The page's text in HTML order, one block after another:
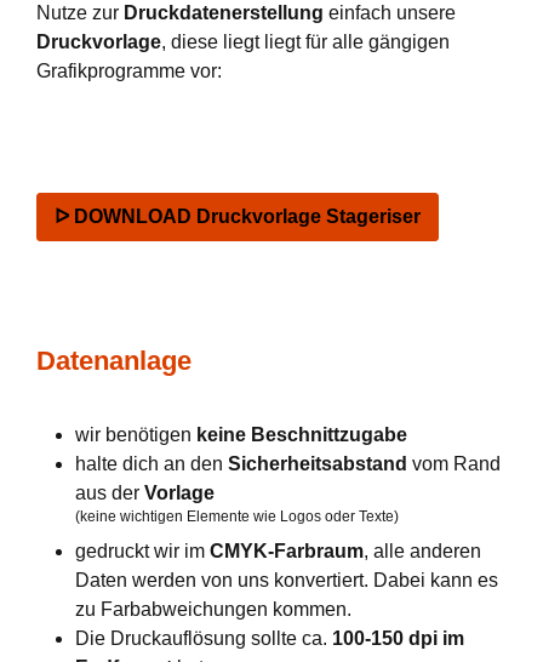
Nutze zur Druckdatenerstellung einfach unsere
Druckvorlage, diese liegt liegt für alle gängigen
Grafikprogramme vor:
ᐅ DOWNLOAD Druckvorlage Stageriser
Datenanlage
wir benötigen keine Beschnittzugabe
halte dich an den Sicherheitsabstand vom Rand
aus der Vorlage
(keine wichtigen Elemente wie Logos oder Texte)
gedruckt wir im CMYK-Farbraum, alle anderen
Daten werden von uns konvertiert. Dabei kann es
zu Farbabweichungen kommen.
Die Druckauflösung sollte ca. 100-150 dpi im